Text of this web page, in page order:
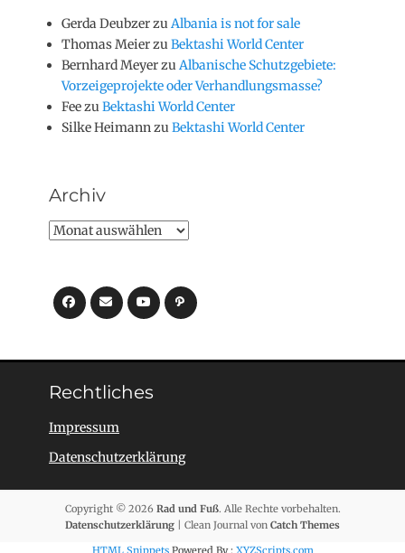
Gerda DeubzerzuAlbania is not for sale
Thomas MeierzuBektashi World Center
Bernhard MeyerzuAlbanische Schutzgebiete:
Vorzeigeprojekte oder Verhandlungsmasse?
FeezuBektashi World Center
Silke HeimannzuBektashi World Center
Archiv
Archiv
Facebook
E-
Mail
YouTube
Pfad
Rechtliches
Impressum
Datenschutzerklärung
Copyright © 2026 Rad und Fuß. Alle Rechte vorbehalten.
Datenschutzerklärung | Clean Journal von Catch Themes
HTML SnippetsPowered By : XYZScripts.com